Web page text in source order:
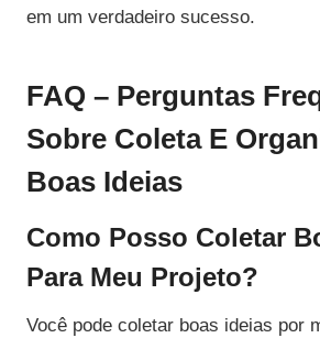
em um verdadeiro sucesso.
FAQ – Perguntas
Sobre Coleta E
Boas Ideias
Como Posso Coletar
Para Meu Projeto?
Você pode coletar boas ideias por